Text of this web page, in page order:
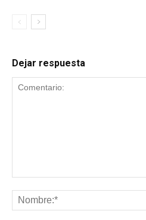
Dejar respuesta